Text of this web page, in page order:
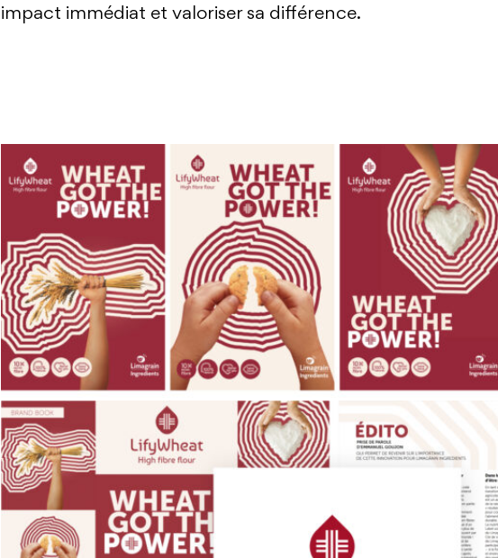
impact immédiat et valoriser sa différence.